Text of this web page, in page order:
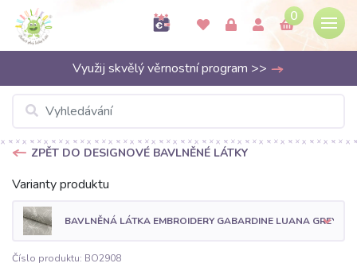
0
Využij skvělý věrnostní program >>
ZPĚT DO DESIGNOVÉ BAVLNĚNÉ LÁTKY
Varianty produktu
BAVLNĚNÁ LÁTKA EMBROIDERY GABARDINE LUANA GREY
Číslo produktu: BO2908